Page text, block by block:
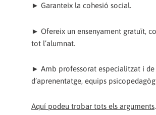
► Garanteix la cohesió social.
► Ofereix un ensenyament gratuït,
tot l’alumnat.
► Amb professorat especialitzat i
d’aprenentatge, equips
Aquí podeu trobar tots els arguments.